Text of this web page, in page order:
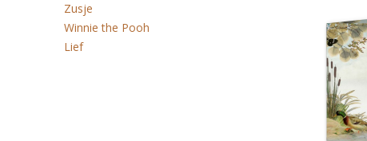
Zusje
Winnie the Pooh
Lief